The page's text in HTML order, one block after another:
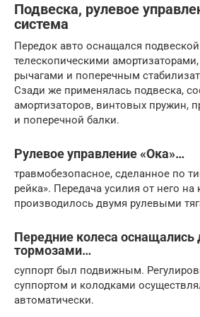
Подвеска, рулевое
система
Передок авто оснащался
телескопическими
рычагами и поперечным
Сзади же применялась подвеска,
амортизаторов, винтовых пружин,
и поперечной балки.
Рулевое управление «Ока»…
травмобезопасное, сделанное по
рейка». Передача усилия от него на
производилось двумя рулевыми
Передние колеса
тормозами…
суппорт был подвижным.
суппортом и колодками
автоматически.